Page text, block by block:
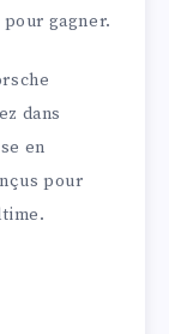
gagner.
dans
en
pour